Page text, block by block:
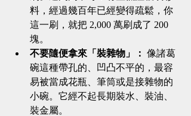
料，經過幾百年已經變得疏鬆，你
這一刷，就把 2,000 萬刷成了 200
塊。
不要隨便拿來「裝雜物」： 像諸葛
碗這種帶孔的、凹凸不平的，最容
易被當成花瓶、筆筒或是接雜物的
小碗。它經不起長期裝水、裝油、
裝金屬。